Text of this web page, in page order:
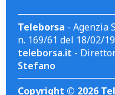
Teleborsa - Agenzia
n. 169/61 del 18/02/
teleborsa.it -
Stefano
Copyright © 2026